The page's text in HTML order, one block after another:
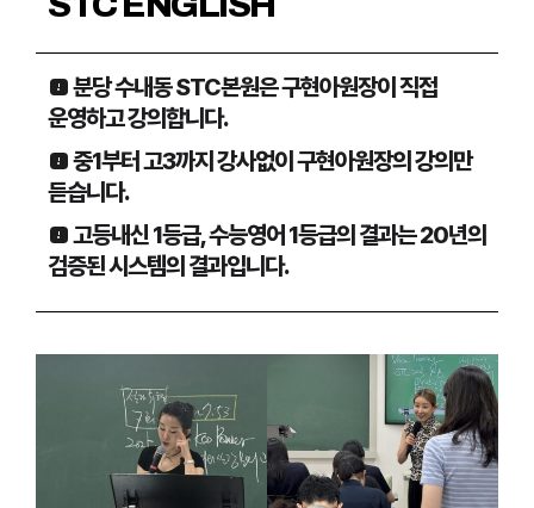
 분당 수내동 STC본원은 구현아원장이 직접
운영하고 강의합니다.
 중1부터 고3까지 강사없이 구현아원장의 강의만
듣습니다.
 고등내신 1등급, 수능영어 1등급의 결과는 20년의
검증된 시스템의 결과입니다.